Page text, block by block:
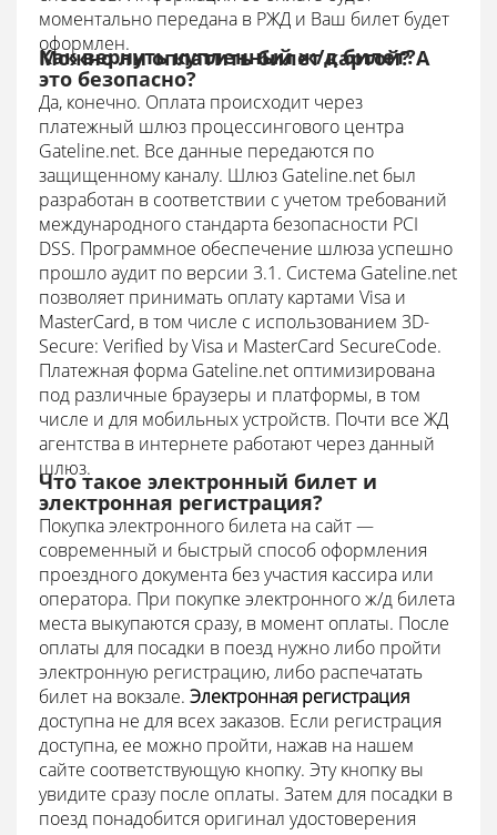
моментально передана в РЖД и Ваш билет будет
оформлен.
Как вернуть купленный ж/д билет?
Можно ли оплатить билет картой? А
это безопасно?
Да, конечно. Оплата происходит через
платежный шлюз процессингового центра
Gateline.net. Все данные передаются по
защищенному каналу. Шлюз Gateline.net был
разработан в соответствии с учетом требований
международного стандарта безопасности PCI
DSS. Программное обеспечение шлюза успешно
прошло аудит по версии 3.1. Система Gateline.net
позволяет принимать оплату картами Visa и
MasterCard, в том числе с использованием 3D-
Secure: Verified by Visa и MasterCard SecureCode.
Платежная форма Gateline.net оптимизирована
под различные браузеры и платформы, в том
числе и для мобильных устройств. Почти все ЖД
агентства в интернете работают через данный
шлюз.
Что такое электронный билет и
электронная регистрация?
Покупка электронного билета на сайт —
современный и быстрый способ оформления
проездного документа без участия кассира или
оператора. При покупке электронного ж/д билета
места выкупаются сразу, в момент оплаты. После
оплаты для посадки в поезд нужно либо пройти
электронную регистрацию, либо распечатать
билет на вокзале. Электронная регистрация
доступна не для всех заказов. Если регистрация
доступна, ее можно пройти, нажав на нашем
сайте соответствующую кнопку. Эту кнопку вы
увидите сразу после оплаты. Затем для посадки в
поезд понадобится оригинал удостоверения